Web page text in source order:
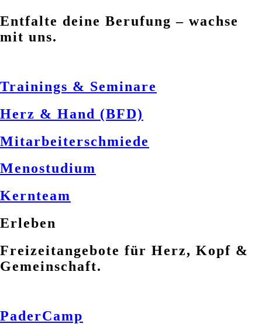
Entfalte deine Berufung – wachse
mit uns.
Trainings & Seminare
Herz & Hand (BFD)
Mitarbeiterschmiede
Menostudium
Kernteam
Erleben
Freizeitangebote für Herz, Kopf &
Gemeinschaft.
PaderCamp